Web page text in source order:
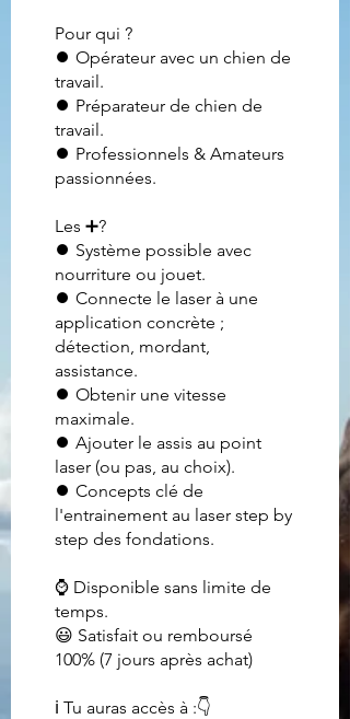
Pour qui ?
⏺ Opérateur avec un chien de
travail.
⏺ Préparateur de chien de
travail.
⏺ Professionnels & Amateurs
passionnées.
Les ➕?
⏺ Système possible avec
nourriture ou jouet.
⏺ Connecte le laser à une
application concrète ;
détection, mordant,
assistance.
⏺ Obtenir une vitesse
maximale.
⏺ Ajouter le assis au point
laser (ou pas, au choix).
⏺ Concepts clé de
l'entrainement au laser step by
step des fondations.
⌚ Disponible sans limite de
temps.
😃 Satisfait ou remboursé
100% (7 jours après achat)
ℹ Tu auras accès à :👇